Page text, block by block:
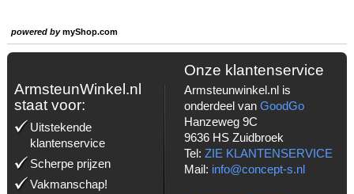
powered bymyShop.com
ArmsteunWinkel.nl
staat voor:
Uitstekende
klantenservice
Scherpe prijzen
Vakmanschap!
Onze klantenservice
Armsteunwinkel.nl is
onderdeel van GoodGo
Hanzeweg 9C
9636 HS Zuidbroek
Tel: ZIE KLANTENSERVICE
Mail: info@concept-s.nl